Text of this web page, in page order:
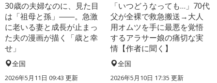
30歳の夫婦なのに、見た目
は「祖母と孫」――。急激
に老いる妻と成長が止まっ
た夫の漫画が描く「歳と幸
せ」
全国
2026年5月11日 09:43 更新
「いつどうなっても…」70代
父が全裸で救急搬送→大人
用オムツを手に最悪を覚悟
するアラサー娘の痛切な実
情【作者に聞く】
全国
2026年5月10日 17:35 更新